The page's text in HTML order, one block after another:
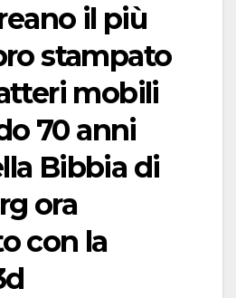
il più
stampato
mobili
70 anni
Bibbia di
ora
con la